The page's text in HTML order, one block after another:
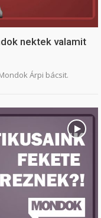
nektek valamit
Árpi bácsit.